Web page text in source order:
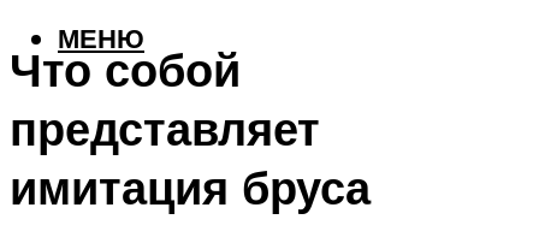
МЕНЮ
Что собой
представляет
имитация бруса